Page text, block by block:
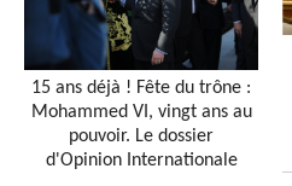
15 ans déjà ! Fête du trône :
Mohammed VI, vingt ans au
pouvoir. Le dossier
d'Opinion Internationale